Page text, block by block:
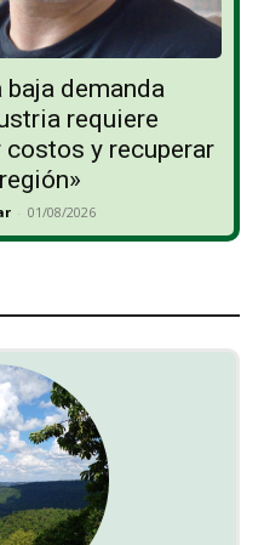
baja demanda
requiere
y recuperar
- 01/08/2026